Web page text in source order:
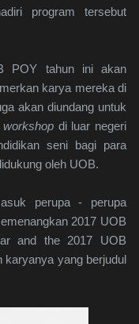
program tersebut
POY tahun ini akan
karya mereka di
akan diundang untuk
workshop di luar negeri
seni bagi para
oleh UOB.
perupa - perupa
2017 UOB
and the 2017 UOB
karyanya yang berjudul